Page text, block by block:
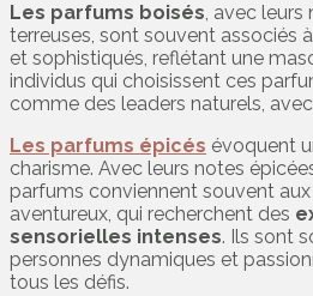
Les parfums boisés, avec leurs
terreuses, sont souvent associés
et sophistiqués, reflétant une
individus qui choisissent ces
comme des leaders naturels,
Les parfums épicés évoquent
charisme. Avec leurs notes
parfums conviennent souvent
aventureux, qui recherchent des
sensorielles intenses. Ils sont
personnes dynamiques et
tous les défis.